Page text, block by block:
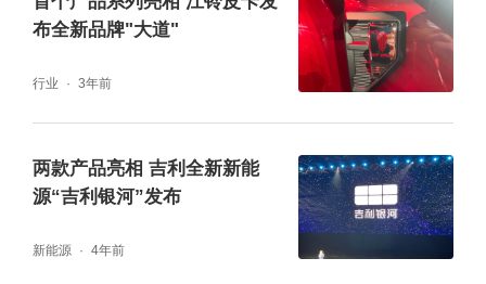
丁磊指出，真正的智能汽车首先能够成为城市
的节点，连接更广阔的世界。车应该无缝连接
互联网、物联网和能源网，成为未来城市的一
布全新品牌"大道"
行业 3年前
两款产品亮相 吉利全新新能
源“吉利银河”发布
新能源 4年前